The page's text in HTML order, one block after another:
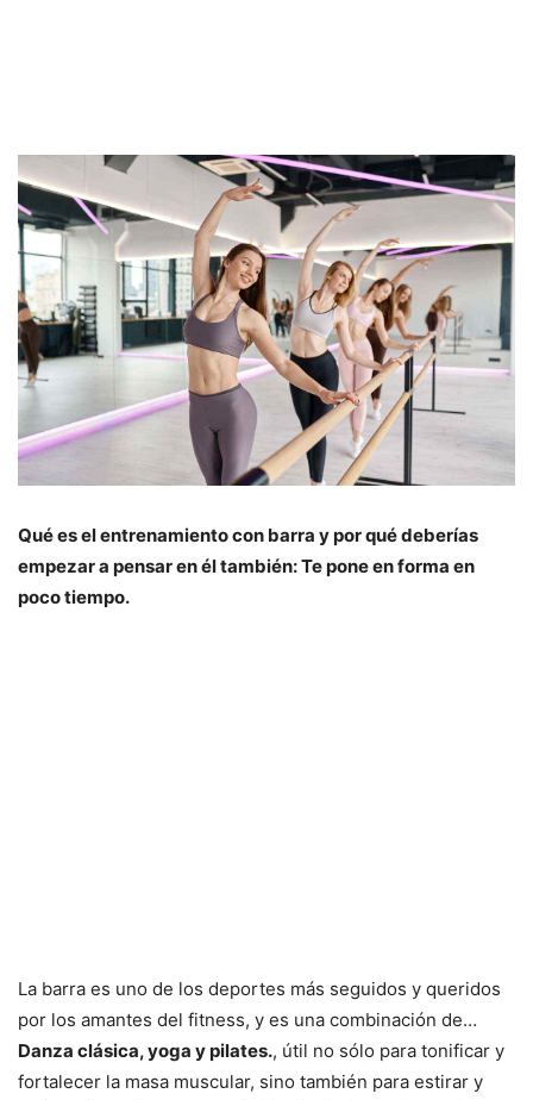
Qué es el entrenamiento con barra y por qué deberías
empezar a pensar en él también: Te pone en forma en
poco tiempo.
La barra es uno de los deportes más seguidos y queridos
por los amantes del fitness, y es una combinación de…
Danza clásica, yoga y pilates., útil no sólo para tonificar y
fortalecer la masa muscular, sino también para estirar y